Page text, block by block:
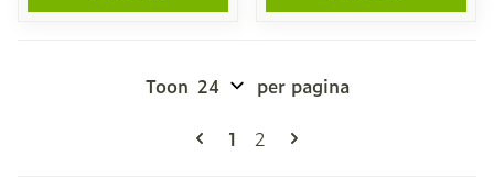
Pagina's
U lees momenteel pagina
1 Pagina
2
Toon per pagina